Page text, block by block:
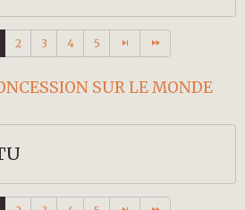
2 3 4 5